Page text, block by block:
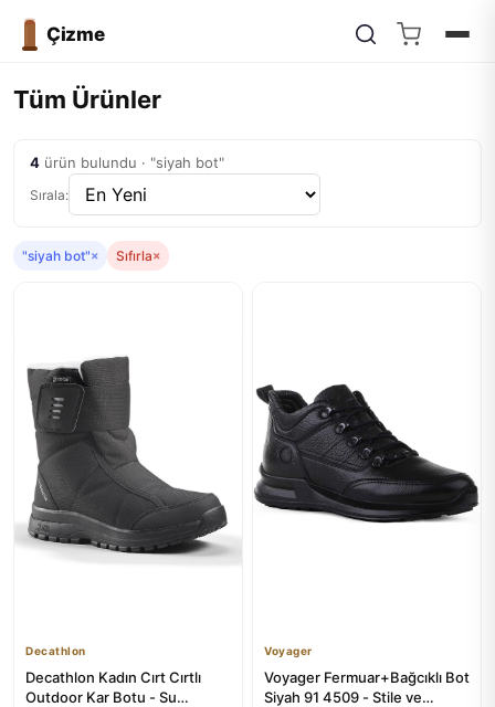
Çizme
Tüm Ürünler
4 ürün bulundu · "siyah bot"
Sırala:
"siyah bot"× Sıfırla×
Decathlon
Decathlon Kadın Cırt Cırtlı
Outdoor Kar Botu - Su
Voyager
Voyager Fermuar+Bağcıklı Bot
Siyah 91 4509 - Stile ve